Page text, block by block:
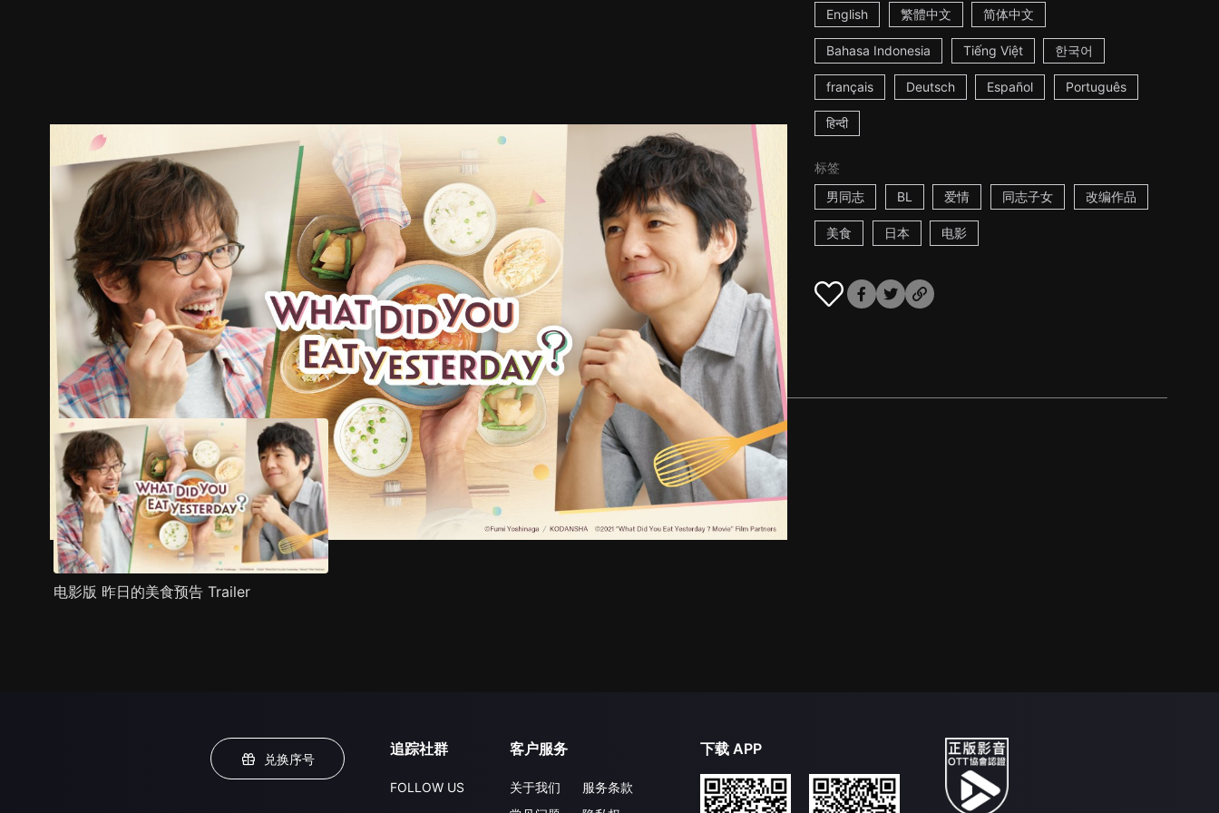
English 繁體中文 简体中文
Bahasa Indonesia Tiếng Việt 한국어
français Deutsch Español Português
हिन्दी
标签
男同志
BL 爱情 同志子女 改编作品
美食 日本 电影
预告 剧照 推荐影片 剧情介绍
电影版 昨日的美食预告 Trailer
兑换序号
追踪社群
FOLLOW US
客户服务
关于我们
服务条款
下载 APP